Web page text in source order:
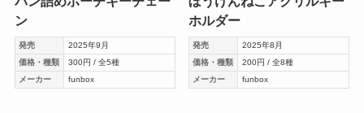
ン
発売
2025年9月
価格・種類
300円 / 全5種
メーカー
funbox
ホルダー
発売
2025年8月
価格・種類
200円 / 全8種
メーカー
funbox